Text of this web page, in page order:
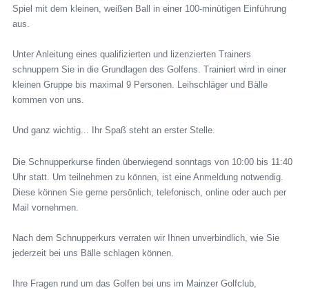
Spiel mit dem kleinen, weißen Ball in einer 100-minütigen Einführung
aus.
Unter Anleitung eines qualifizierten und lizenzierten Trainers
schnuppern Sie in die Grundlagen des Golfens. Trainiert wird in einer
kleinen Gruppe bis maximal 9 Personen. Leihschläger und Bälle
kommen von uns.
Und ganz wichtig... Ihr Spaß steht an erster Stelle.
Die Schnupperkurse finden überwiegend sonntags von 10:00 bis 11:40
Uhr statt. Um teilnehmen zu können, ist eine Anmeldung notwendig.
Diese können Sie gerne persönlich, telefonisch, online oder auch per
Mail vornehmen.
Nach dem Schnupperkurs verraten wir Ihnen unverbindlich, wie Sie
jederzeit bei uns Bälle schlagen können.
Ihre Fragen rund um das Golfen bei uns im Mainzer Golfclub,